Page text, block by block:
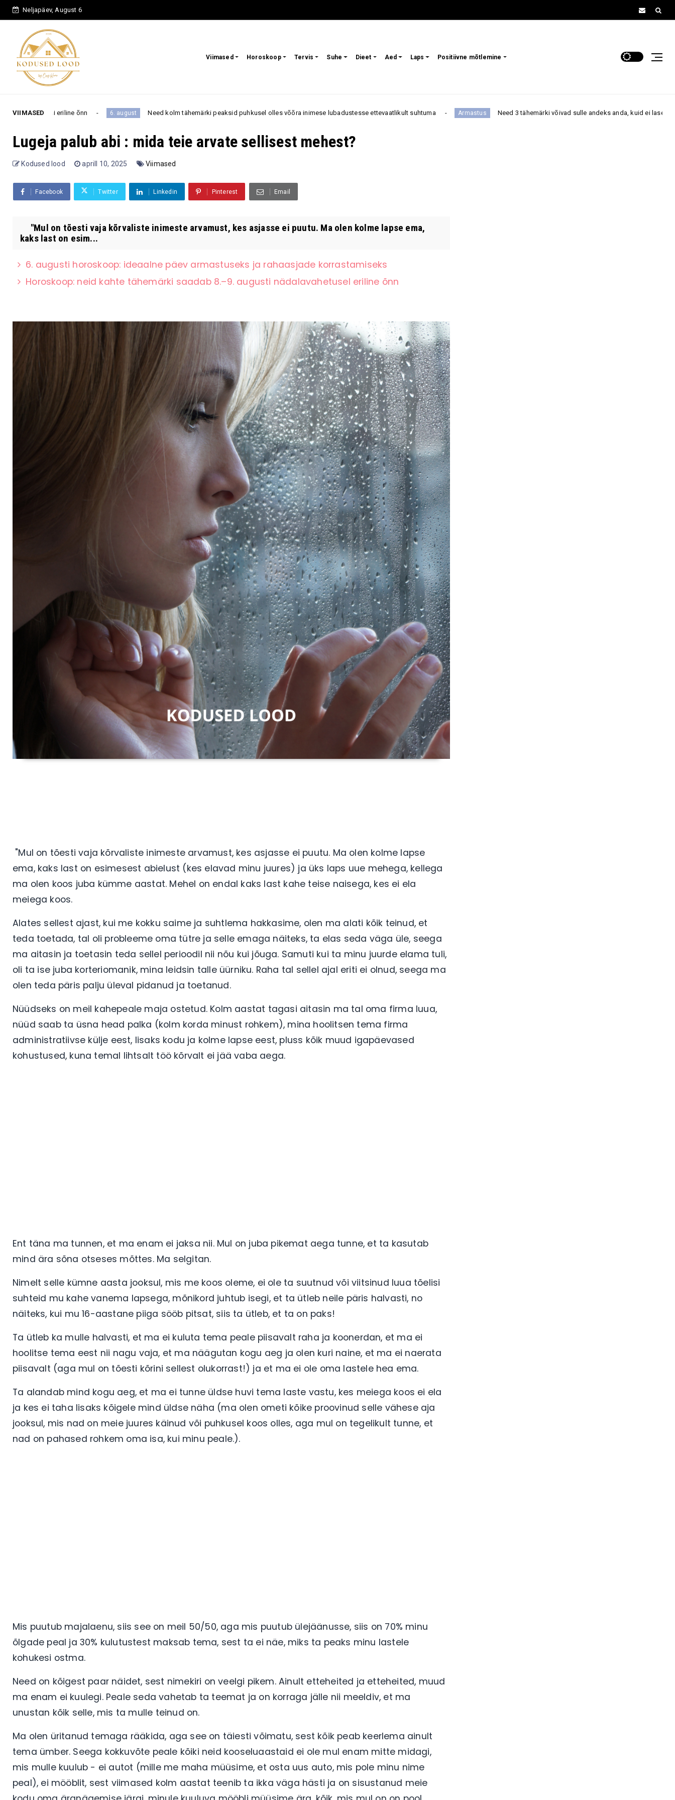
Neljapäev, August 6
Viimased Horoskoop Tervis Suhe Dieet Aed Laps Positiivne mõtlemine
VIIMASED
õnn 6. august Need kolm tähemärki peaksid puhkusel olles võõra inimese lubadustesse ettevaatlikult suhtuma Armastus Need 3 tähemärki võivad sulle andeks anda, kuid ei lase sind enam oma ellu
Lugeja palub abi : mida teie arvate sellisest mehest?
Kodused lood aprill 10, 2025 Viimased
Facebook Twitter Linkedin Pinterest Email
"Mul on tõesti vaja kõrvaliste inimeste arvamust, kes asjasse ei puutu. Ma olen kolme lapse ema,
kaks last on esim...
6. augusti horoskoop: ideaalne päev armastuseks ja rahaasjade korrastamiseks
Horoskoop: neid kahte tähemärki saadab 8.–9. augusti nädalavahetusel eriline õnn
"Mul on tõesti vaja kõrvaliste inimeste arvamust, kes asjasse ei puutu. Ma olen kolme lapse
ema, kaks last on esimesest abielust (kes elavad minu juures) ja üks laps uue mehega, kellega
ma olen koos juba kümme aastat. Mehel on endal kaks last kahe teise naisega, kes ei ela
meiega koos.
Alates sellest ajast, kui me kokku saime ja suhtlema hakkasime, olen ma alati kõik teinud, et
teda toetada, tal oli probleeme oma tütre ja selle emaga näiteks, ta elas seda väga üle, seega
ma aitasin ja toetasin teda sellel perioodil nii nõu kui jõuga. Samuti kui ta minu juurde elama tuli,
oli ta ise juba korteriomanik, mina leidsin talle üürniku. Raha tal sellel ajal eriti ei olnud, seega ma
olen teda päris palju üleval pidanud ja toetanud.
Nüüdseks on meil kahepeale maja ostetud. Kolm aastat tagasi aitasin ma tal oma firma luua,
nüüd saab ta üsna head palka (kolm korda minust rohkem), mina hoolitsen tema firma
administratiivse külje eest, lisaks kodu ja kolme lapse eest, pluss kõik muud igapäevased
kohustused, kuna temal lihtsalt töö kõrvalt ei jää vaba aega.
Ent täna ma tunnen, et ma enam ei jaksa nii. Mul on juba pikemat aega tunne, et ta kasutab
mind ära sõna otseses mõttes. Ma selgitan.
Nimelt selle kümne aasta jooksul, mis me koos oleme, ei ole ta suutnud või viitsinud luua tõelisi
suhteid mu kahe vanema lapsega, mõnikord juhtub isegi, et ta ütleb neile päris halvasti, no
näiteks, kui mu 16-aastane piiga sööb pitsat, siis ta ütleb, et ta on paks!
Ta ütleb ka mulle halvasti, et ma ei kuluta tema peale piisavalt raha ja koonerdan, et ma ei
hoolitse tema eest nii nagu vaja, et ma näägutan kogu aeg ja olen kuri naine, et ma ei naerata
piisavalt (aga mul on tõesti kõrini sellest olukorrast!) ja et ma ei ole oma lastele hea ema.
Ta alandab mind kogu aeg, et ma ei tunne üldse huvi tema laste vastu, kes meiega koos ei ela
ja kes ei taha lisaks kõigele mind üldse näha (ma olen ometi kõike proovinud selle vähese aja
jooksul, mis nad on meie juures käinud või puhkusel koos olles, aga mul on tegelikult tunne, et
nad on pahased rohkem oma isa, kui minu peale.).
Mis puutub majalaenu, siis see on meil 50/50, aga mis puutub ülejäänusse, siis on 70% minu
õlgade peal ja 30% kulutustest maksab tema, sest ta ei näe, miks ta peaks minu lastele
kohukesi ostma.
Need on kõigest paar näidet, sest nimekiri on veelgi pikem. Ainult etteheited ja etteheited, muud
ma enam ei kuulegi. Peale seda vahetab ta teemat ja on korraga jälle nii meeldiv, et ma
unustan kõik selle, mis ta mulle teinud on.
Ma olen üritanud temaga rääkida, aga see on täiesti võimatu, sest kõik peab keerlema ainult
tema ümber. Seega kokkuvõte peale kõiki neid kooseluaastaid ei ole mul enam mitte midagi,
mis mulle kuulub - ei autot (mille me maha müüsime, et osta uus auto, mis pole minu nime
peal), ei mööblit, sest viimased kolm aastat teenib ta ikka väga hästi ja on sisustanud meie